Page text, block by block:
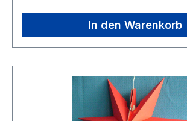
In den Warenkorb